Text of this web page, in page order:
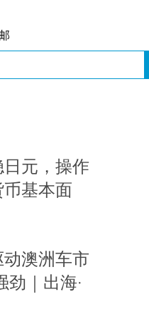
元，操作
基本面
澳洲车市
｜出海·